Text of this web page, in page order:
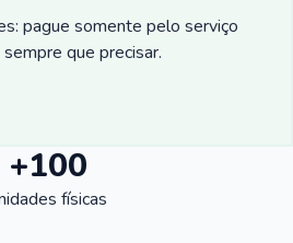
pague somente pelo serviço
que precisar.
+100
físicas